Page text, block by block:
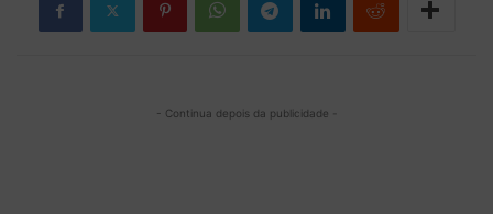
- Continua depois da publicidade -